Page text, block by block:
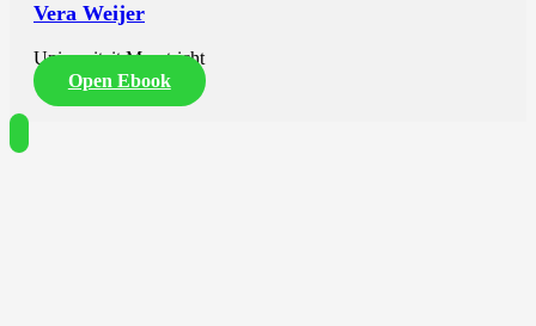
Vera Weijer
Universiteit Maastricht
Open Ebook